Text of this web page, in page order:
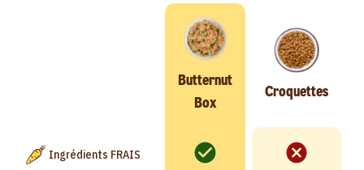
Butternut
Box
Croquettes
Ingrédients FRAIS